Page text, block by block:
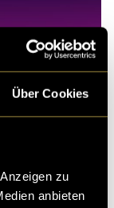
Über Cookies
zu
anbieten